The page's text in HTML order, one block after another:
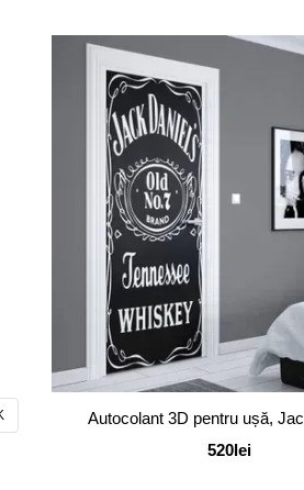
Autocolant 3D pentru ușă,
520lei